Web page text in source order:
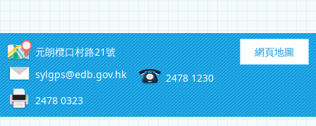
網頁地圖
元朗欖口村路21號
sylgps@edb.gov.hk
2478 1230
2478 0323